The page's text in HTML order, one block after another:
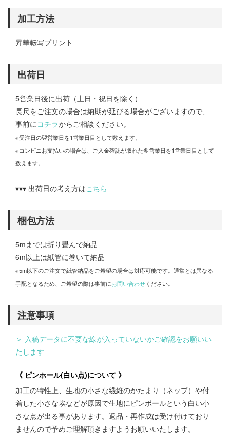
加工方法
昇華転写プリント
出荷日
5営業日後に出荷（土日・祝日を除く）
長尺をご注文の場合は納期が延びる場合がございますので、
事前にコチラからご相談ください。
※受注日の翌営業日を1営業日目として数えます。
※コンビニお支払いの場合は、ご入金確認が取れた翌営業日を1営業日目として
数えます。
▾▾▾ 出荷日の考え方はこちら
梱包方法
5mまでは折り畳んで納品
6m以上は紙管に巻いて納品
※5m以下のご注文で紙管納品をご希望の場合は対応可能です。通常とは異なる
手配となるため、ご希望の際は事前にお問い合わせください。
注意事項
＞ 入稿データに不要な線が入っていないかご確認をお願いい
たします
《 ピンホール(白い点)について 》
加工の特性上、生地の小さな繊維のかたまり（ネップ）や付
着した小さな埃などが原因で生地にピンポールという白い小
さな点が出る事があります。返品・再作成は受け付けており
ませんので予めご理解頂きますようお願いいたします。